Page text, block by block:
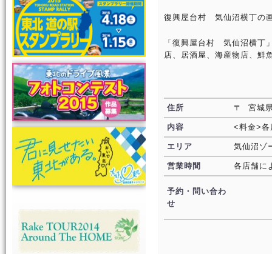
復興屋台村 気仙沼横丁の
「復興屋台村 気仙沼横丁
店、居酒屋、海産物店、鮮
住所 〒 宮城
内容 <料金>各
エリア 気仙沼ゾ
営業時間 各店舗に
予約・問い合わ
せ